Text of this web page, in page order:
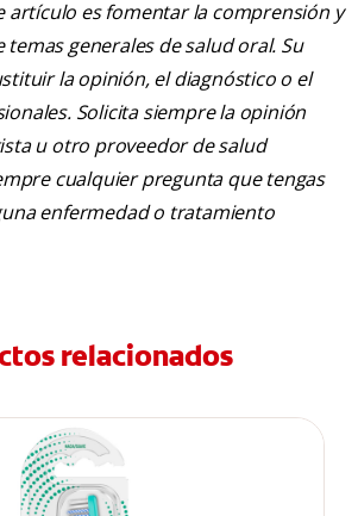
artículo es fomentar la comprensión y
generales de salud oral. Su
la opinión, el diagnóstico o el
Solicita siempre la opinión
u otro proveedor de salud
cualquier pregunta que tengas
enfermedad o tratamiento
relacionados